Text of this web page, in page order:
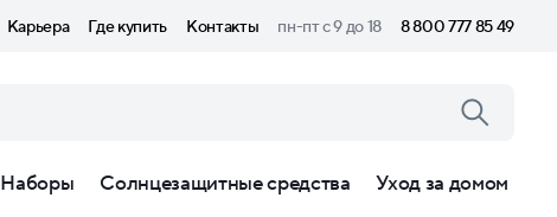
Карьера Где купить Контакты пн-пт с 9 до 18 8 800 777 85 49
Наборы Солнцезащитные средства
Уход за домом